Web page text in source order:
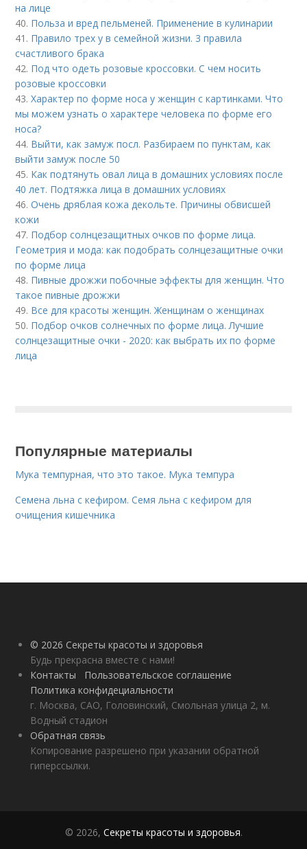
на лице
40. Польза и вред пельменей. Применение в кулинарии
41. Правило трех у в семейной жизни. 3 правила
счастливого брака
42. Под что одеть розовые кроссовки. С чем носить
розовые кроссовки
43.Характер по форме носа у женщин с картинками. Что
мы можем узнать о характере человека по форме его
носа?
44. Выйти, как замуж посл. Разбираем по пунктам, как
выйти замуж после 50
45. Как подтянуть овал лица в домашних условиях после
40 лет. Подтяжка лица в домашних условиях
46.Очень дряблая кожа декольте. Причины обвисшей
кожи
47. Подбор солнцезащитных очков по форме лица.
Геометрия и мода: как подобрать солнцезащитные очки
по форме лица
48. Пивные дрожжи побочные эффекты для женщин. Что
такое пивные дрожжи
49. Все для красоты женщин. Женщинам о женщинах
50. Подбор очков солнечных по форме лица. Лучшие
солнцезащитные очки - 2020: как выбрать их по форме
лица
Популярные материалы
Мука темпурная, что это такое. Мука темпура
Семена льна с кефиром. Семя льна с кефиром для
очищения кишечника
© 2026 Секреты красоты и здоровья
Будь прекрасна вместе с нами!
Контакты
Пользовательское соглашение
Политика конфидециальности
г. Москва, САО, Головинский, Смольная улица 2, м.
Водный стадион
Обратная связь
Копирование разрешено при указании обратной
гиперссылки.
© 2026, Секреты красоты и здоровья.